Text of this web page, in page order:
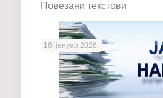
Повезани текстови
16. јануар 2026.